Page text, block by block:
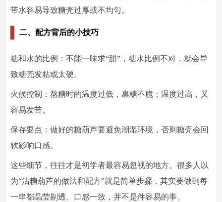
带水容易导致糖壳过厚或不均匀。
二、配方背后的小技巧
糖和水的比例 ：不能一味求“甜”，糖水比例不对，就会导
致糖壳发粘或太硬。
火候控制
：熬糖时的温度过低，裹糖不脆；温度过高，又
容易发苦。
保存要点 ：做好的糖葫芦要避免潮湿环境，否则糖壳会回
软影响口感。
这些细节，往往才是初学者最容易忽视的地方。很多人以
为“沾糖葫芦的做法和配方”就是简单步骤，其实要做到每
一串都晶莹剔透、口感一致，并不是件容易的事。